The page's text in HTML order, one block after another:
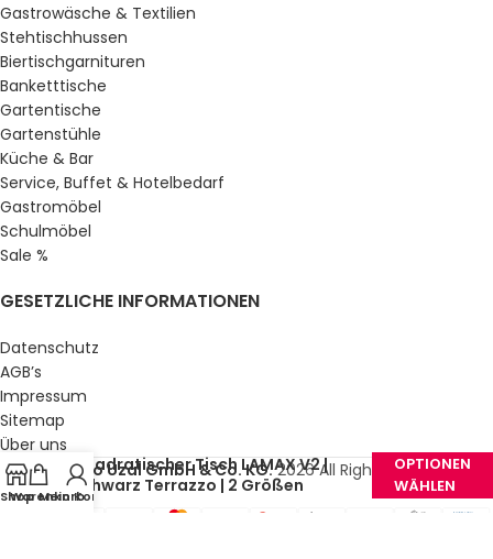
Gastrowäsche & Textilien
Stehtischhussen
Biertischgarnituren
Banketttische
Gartentische
Gartenstühle
Küche & Bar
Service, Buffet & Hotelbedarf
Gastromöbel
Schulmöbel
Sale %
GESETZLICHE INFORMATIONEN
Datenschutz
AGB’s
Impressum
Sitemap
Über uns
© Gastro Uzal GmbH & Co. KG.2026 All Rights Reserved.
Shop
Warenkorb
Mein Konto
Quadratischer Tisch LAMAX V2 |
Schwarz Terrazzo | 2 Größen
OPTIONEN
WÄHLEN